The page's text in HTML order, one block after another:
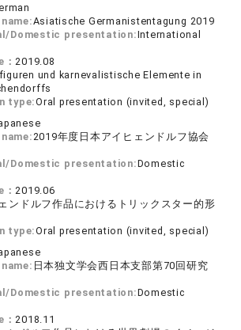
Asiatische Germanistentagung 2019
Domestic presentation:International
2019.08
und karnevalistische Elemente in
type:Oral presentation (invited, special)
2019年度日本アイヒェンドルフ協会
Domestic presentation:Domestic
2019.06
ンドルフ作品におけるトリックスター的形
type:Oral presentation (invited, special)
日本独文学会西日本支部第70回研究
Domestic presentation:Domestic
2018.11